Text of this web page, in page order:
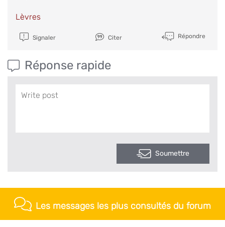
Lèvres
Signaler Citer Répondre
Réponse rapide
Soumettre
Les messages les plus consultés du forum